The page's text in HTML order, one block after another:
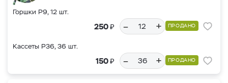
Горшки Р9, 12 шт.
250₽ – + ПРОДАНО
Кассеты Р36, 36 шт.
150₽ – + ПРОДАНО